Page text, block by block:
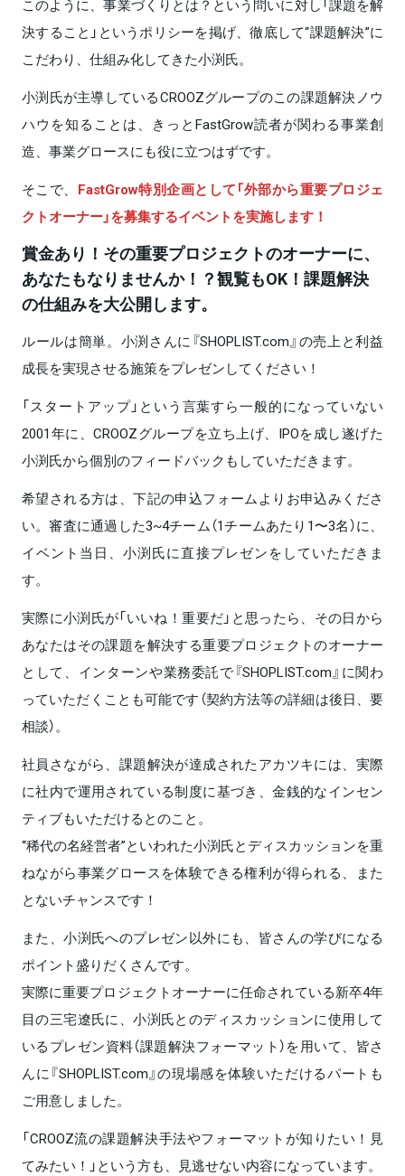
このように、事業づくりとは？という問いに対し「課題を解
決すること」というポリシーを掲げ、徹底して“課題解決”に
こだわり、仕組み化してきた小渕氏。
小渕氏が主導しているCROOZグループのこの課題解決ノウ
ハウを知ることは、きっとFastGrow読者が関わる事業創
造、事業グロースにも役に立つはずです。
そこで、 FastGrow特別企画として「外部から重要プロジェ
クトオーナー」を募集するイベントを実施します！
賞金あり！その重要プロジェクトのオーナーに、
あなたもなりませんか！？観覧もOK！課題解決
の仕組みを大公開します。
ルールは簡単。小渕さんに『SHOPLIST.com』の売上と利益
成長を実現させる施策をプレゼンしてください！
「スタートアップ」という言葉すら一般的になっていない
2001年に、CROOZグループを立ち上げ、IPOを成し遂げた
小渕氏から個別のフィードバックもしていただきます。
希望される方は、下記の申込フォームよりお申込みくださ
い。審査に通過した3~4チーム（1チームあたり1〜3名）に、
イベント当日、小渕氏に直接プレゼンをしていただきま
す。
実際に小渕氏が「いいね！重要だ」と思ったら、その日から
あなたはその課題を解決する重要プロジェクトのオーナー
として、インターンや業務委託で『SHOPLIST.com』に関わ
っていただくことも可能です（契約方法等の詳細は後日、要
相談）。
社員さながら、課題解決が達成されたアカツキには、実際
に社内で運用されている制度に基づき、金銭的なインセン
ティブもいただけるとのこと。
“稀代の名経営者”といわれた小渕氏とディスカッションを重
ねながら事業グロースを体験できる権利が得られる、また
とないチャンスです！
また、小渕氏へのプレゼン以外にも、皆さんの学びになる
ポイント盛りだくさんです。
実際に重要プロジェクトオーナーに任命されている新卒4年
目の三宅遼氏に、小渕氏とのディスカッションに使用して
いるプレゼン資料（課題解決フォーマット）を用いて、皆さ
んに『SHOPLIST.com』の現場感を体験いただけるパートも
ご用意しました。
「CROOZ流の課題解決手法やフォーマットが知りたい！見
てみたい！」という方も、見逃せない内容になっています。